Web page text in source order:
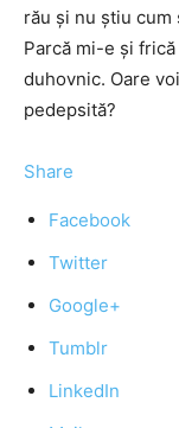
rău şi nu ştiu cum
Parcă mi-e şi
duhovnic. Oare
pedepsită?
Share
Facebook
Twitter
Google+
Tumblr
LinkedIn